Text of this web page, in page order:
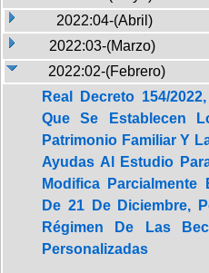
2022:04-(Abril)
2022:03-(Marzo)
2022:02-(Febrero)
Real Decreto 154/
Que Se Establecen
Patrimonio Familiar Y
Ayudas Al Estudio
Modifica Parcialmente
De 21 De Diciembre,
Régimen De Las
Personalizadas